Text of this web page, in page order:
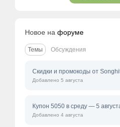
Новое на форуме
Темы Обсуждения
Скидки и промокоды от
Добавлено 5 августа
Купон 5050 в среду — 5
Добавлено 4 августа